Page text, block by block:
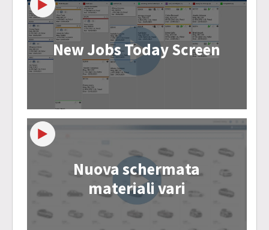
New Jobs Today Screen
Nuova schermata
materiali vari